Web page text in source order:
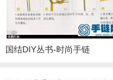
国结DIY丛书-时尚手链